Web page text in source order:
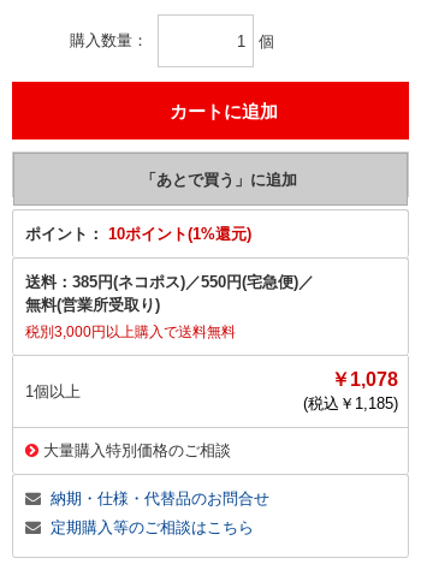
購入数量 個
ポイント： 10ポイント(1%還元)
送料： 385円(ネコポス)／550円(宅急便)／
無料(営業所受取り)
税別3,000円以上購入で送料無料
1個以上
￥1,078
(税込￥ 1,185)
大量購入特別価格のご相談
納期・仕様・代替品のお問合せ
定期購入等のご相談はこちら